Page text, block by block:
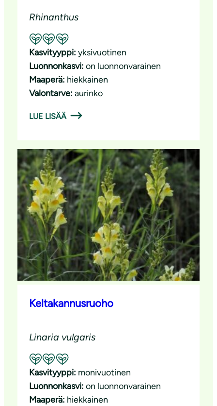
Rhinanthus
Suositeltavuus: Erinomainen pölyttäjäkasvi
Kasvityyppi: yksivuotinen
Luonnonkasvi: on luonnonvarainen
Maaperä: hiekkainen
Valontarve: aurinko
LUE LISÄÄ
Keltakannusruoho
Linaria vulgaris
Suositeltavuus: Erinomainen pölyttäjäkasvi
Kasvityyppi: monivuotinen
Luonnonkasvi: on luonnonvarainen
Maaperä: hiekkainen